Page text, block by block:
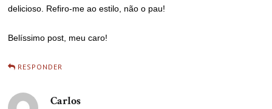
delicioso. Refiro-me ao estilo, não o pau!
Belíssimo post, meu caro!
RESPONDER
Carlos